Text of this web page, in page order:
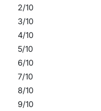
2/10
3/10
4/10
5/10
6/10
7/10
8/10
9/10